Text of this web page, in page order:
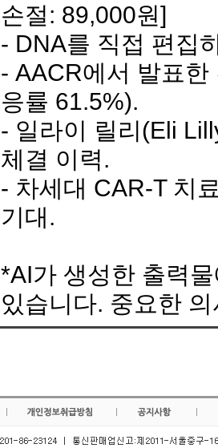
손절: 89,000원]
- DNA를 직접 편집
- AACR에서 발표
응률 61.5%).
- 일라이 릴리(Eli
체결 이력.
- 차세대 CAR-T 치
기대.
*AI가 생성한 출력
있습니다. 중요한